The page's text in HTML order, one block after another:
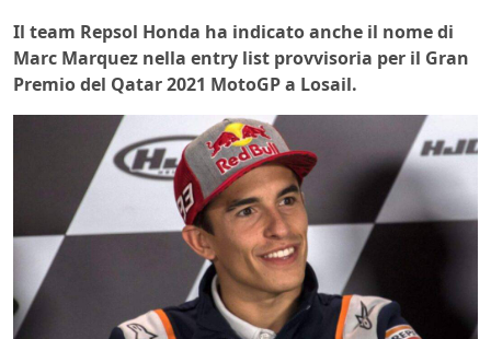
Il team Repsol Honda ha indicato anche il nome di
Marc Marquez nella entry list provvisoria per il Gran
Premio del Qatar 2021 MotoGP a Losail.